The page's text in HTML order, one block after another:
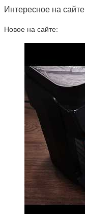
Интересное на сайте
Новое на сайте: